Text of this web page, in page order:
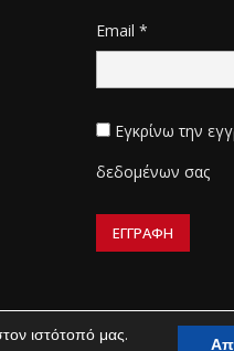
Email *
Εγκρίνω την
δεδομένων σας
ιστότοπό μας.